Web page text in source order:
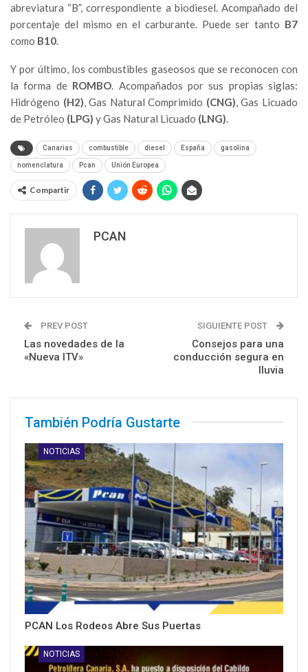
abreviatura “B”, correspondiente a biodiesel. Acompañado del
porcentaje del mismo en el carburante. Puede ser tanto B7
como B10.
Y por último, los combustibles gaseosos que se reconocen con
la forma deROMBO. Acompañados por sus propias siglas:
Hidrógeno (H2), Gas Natural Comprimido (CNG), Gas Licuado
de Petróleo (LPG) y Gas Natural Licuado (LNG).
Canarias combustible diesel España gasolina
nomenclatura Pcan Unión Europea
Compartir
PCAN
PREV POST
Las novedades de la
«Nueva ITV»
SIGUIENTE POST
Consejos para una
conducción segura en
lluvia
También Podría Gustarte
NOTICIAS
PCAN Los Rodeos Abre Sus Puertas
NOTICIAS